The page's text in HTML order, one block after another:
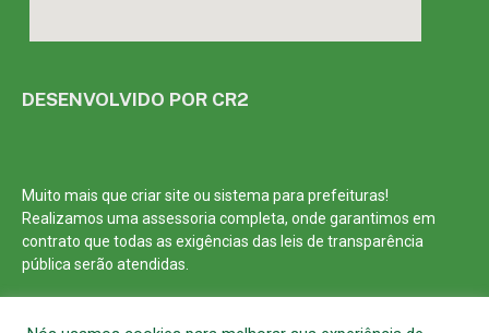
DESENVOLVIDO POR CR2
Muito mais que criar site ou sistema para prefeituras!
Realizamos umaassessoriacompleta, onde garantimos em
contrato que todas as exigências das leis de transparência
públicaserão atendidas.